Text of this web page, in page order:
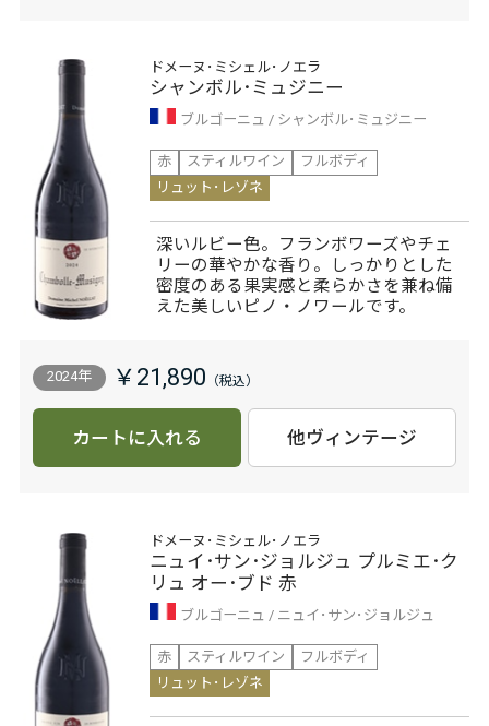
ドメーヌ･ミシェル･ノエラ
シャンボル･ミュジニー
ブルゴーニュ
シャンボル･ミュジニー
赤
スティルワイン
フルボディ
リュット･レゾネ
深いルビー色。フランボワーズやチェ
リーの華やかな香り。しっかりとした
密度のある果実感と柔らかさを兼ね備
えた美しいピノ・ノワールです。
2024年 ￥21,890
カートに入れる 他ヴィンテージ
ドメーヌ･ミシェル･ノエラ
ニュイ･サン･ジョルジュ プルミエ･ク
リュ オー･ブド 赤
ブルゴーニュ
ニュイ･サン･ジョルジュ
赤
スティルワイン
フルボディ
リュット･レゾネ